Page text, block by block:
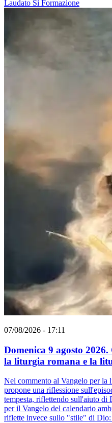
Laudato Si Formazione
07/08/2026 - 17:11
Domenica 9 agosto
la liturgia romana e la
Nel commento al Vangelo per la
propone una riflessione
tempesta, riflettendo sull'aiuto
per il Vangelo del calendario
riflette invece sullo "stile" di Dio: